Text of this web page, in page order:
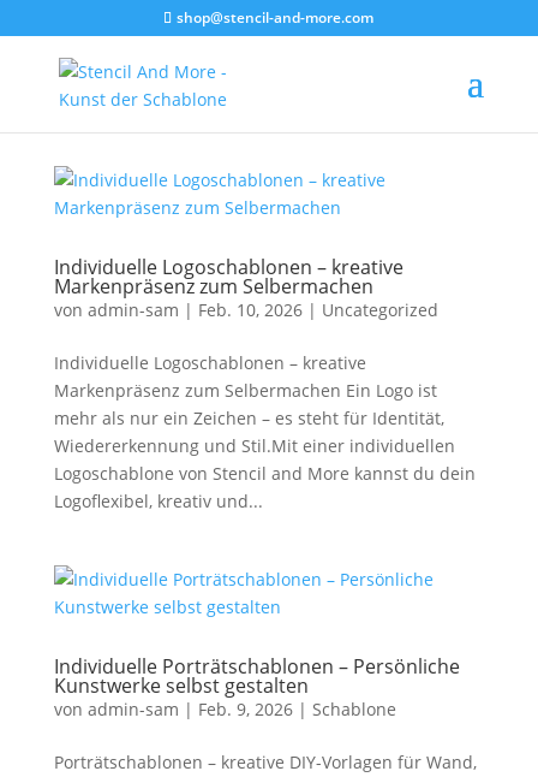
shop@stencil-and-more.com
Individuelle Logoschablonen – kreative
Markenpräsenz zum Selbermachen
von admin-sam | Feb. 10, 2026| Uncategorized
Individuelle Logoschablonen – kreative
Markenpräsenz zum Selbermachen Ein Logo ist
mehr als nur ein Zeichen – es steht für Identität,
Wiedererkennung und Stil.Mit einer individuellen
Logoschablone von Stencil and More kannst du dein
Logoflexibel, kreativ und...
Individuelle Porträtschablonen – Persönliche
Kunstwerke selbst gestalten
von admin-sam | Feb. 9, 2026| Schablone
Porträtschablonen – kreative DIY-Vorlagen für Wand,